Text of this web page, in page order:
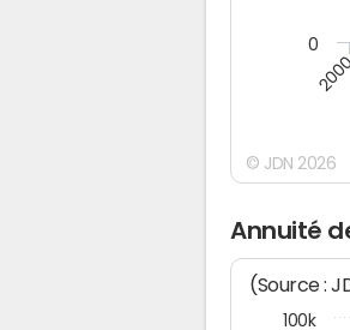
2000
0
© JDN 2026
Annuité
(Source :
100k